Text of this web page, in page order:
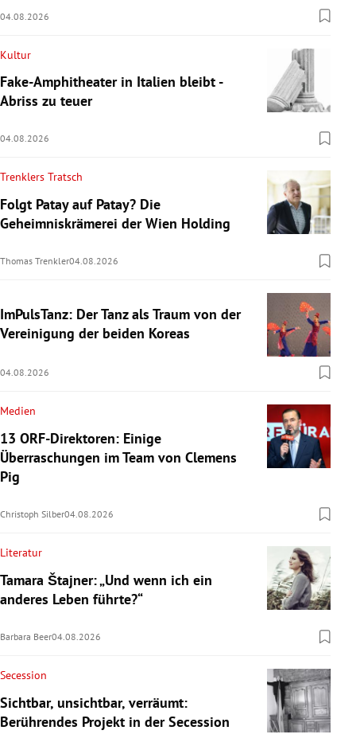
04.08.2026
Kultur
Fake-Amphitheater in Italien bleibt -
Abriss zu teuer
04.08.2026
Trenklers Tratsch
Folgt Patay auf Patay? Die
Geheimniskrämerei der Wien Holding
Thomas Trenkler04.08.2026
ImPulsTanz: Der Tanz als Traum von der
Vereinigung der beiden Koreas
04.08.2026
Medien
13 ORF-Direktoren: Einige
Überraschungen im Team von Clemens
Pig
Christoph Silber04.08.2026
Literatur
Tamara Štajner: „Und wenn ich ein
anderes Leben führte?“
Barbara Beer04.08.2026
Secession
Sichtbar, unsichtbar, verräumt:
Berührendes Projekt in der Secession